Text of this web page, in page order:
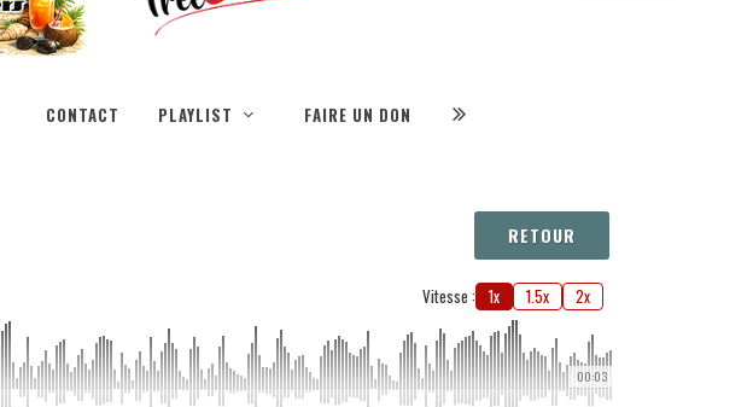
CONTACT PLAYLIST FAIRE UN DON
RETOUR
Vitesse : 1x 1.5x 2x
00:03